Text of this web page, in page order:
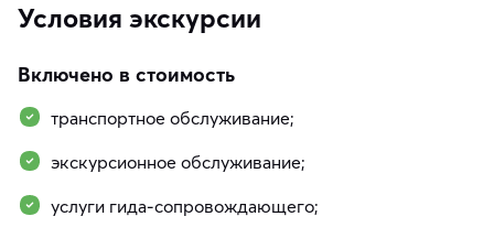
Условия экскурсии
Включено в стоимость
транспортное обслуживание;
экскурсионное обслуживание;
услуги гида-сопровождающего;